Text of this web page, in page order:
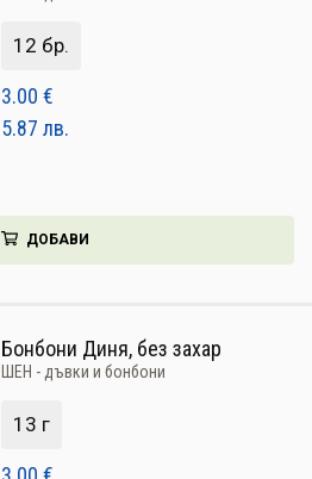
12 бр.
3.00 €
5.87 лв.
ДОБАВИ
Бонбони Диня, без захар
ШЕН - дъвки и бонбони
13 г